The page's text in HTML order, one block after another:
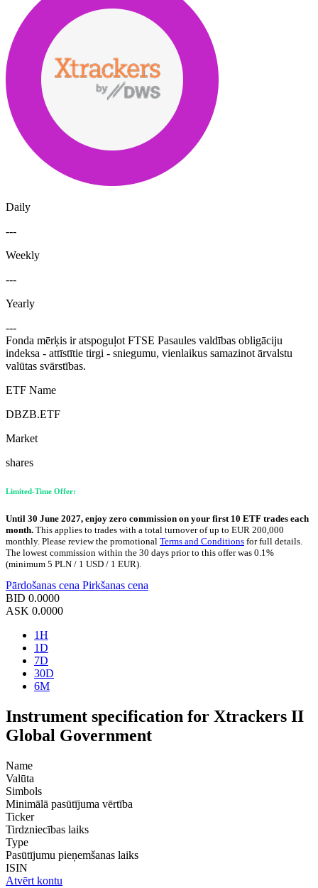
Daily
---
Weekly
---
Yearly
---
Fonda mērķis ir atspoguļot FTSE Pasaules valdības obligāciju
indeksa - attīstītie tirgi - sniegumu, vienlaikus samazinot ārvalstu
valūtas svārstības.
ETF Name
DBZB.ETF
Market
shares
Limited-Time Offer:
Until 30 June 2027, enjoy zero commission on your first 10 ETF trades each
month. This applies to trades with a total turnover of up to EUR 200,000
monthly. Please review the promotional Terms and Conditions for full details.
The lowest commission within the 30 days prior to this offer was 0.1%
(minimum 5 PLN / 1 USD / 1 EUR).
Pārdošanas cena Pirkšanas cena
BID 0.0000
ASK 0.0000
1H
1D
7D
30D
6M
Instrument specification for Xtrackers II
Global Government
Name
Valūta
Simbols
Minimālā pasūtījuma vērtība
Ticker
Tirdzniecības laiks
Type
Pasūtījumu pieņemšanas laiks
ISIN
Atvērt kontu